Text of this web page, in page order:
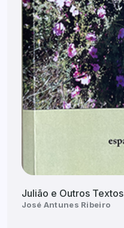
Julião e Outros Textos
José Antunes Ribeiro